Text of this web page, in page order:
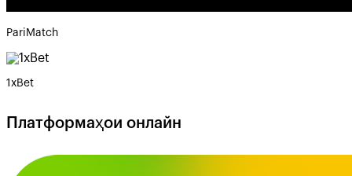
PariMatch
1xBet
Платформаҳои онлайн